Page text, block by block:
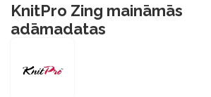
KnitPro Zing maināmās
adāmadatas